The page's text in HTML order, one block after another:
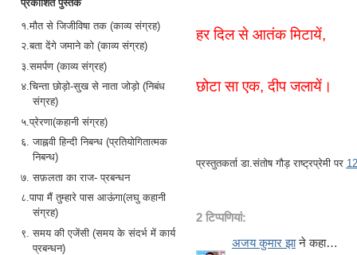
प्रकाशित पुस्तकें
१.मौत से जिजीविषा तक (काव्य संग्रह)
२.बता देंगे जमाने को (काव्य संग्रह)
३.समर्पण (काव्य संग्रह)
४.चिन्ता छोड़ो-सुख से नाता जोड़ो (निबंध
संग्रह)
५.प्रेरणा(कहानी संग्रह)
६. जाह्नवी हिन्दी निबन्ध (प्रतियोगितात्मक
निबन्ध)
७. सफ़लता का राज- प्रबन्धन
८.पापा मैं तुम्हारे पास आऊंगा(लघु कहानी
संग्रह)
९. समय की एजेंसी (समय के संदर्भ में कार्य
प्रबन्धन)
हर दिल से आतंक मिटायें,
छोटा सा एक, दीप जलायें।
प्रस्तुतकर्ताडा.संतोष गौड़ राष्ट्रप्रेमी पर
2 टिप्‍पणियां:
अजय कुमार झाने कहा…